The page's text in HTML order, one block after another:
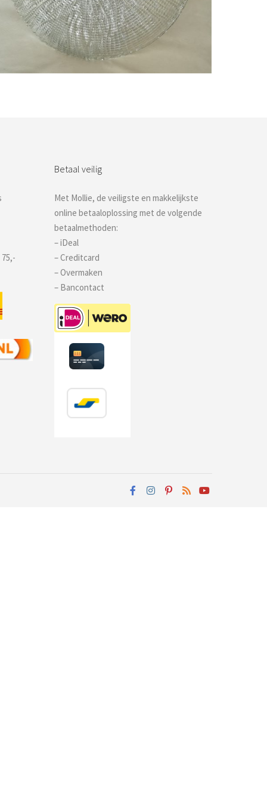
Betaal veilig
Met Mollie, de veiligste en makkelijkste
online betaaloplossing met de volgende
betaalmethoden:
– iDeal
– Creditcard
– Overmaken
– Bancontact